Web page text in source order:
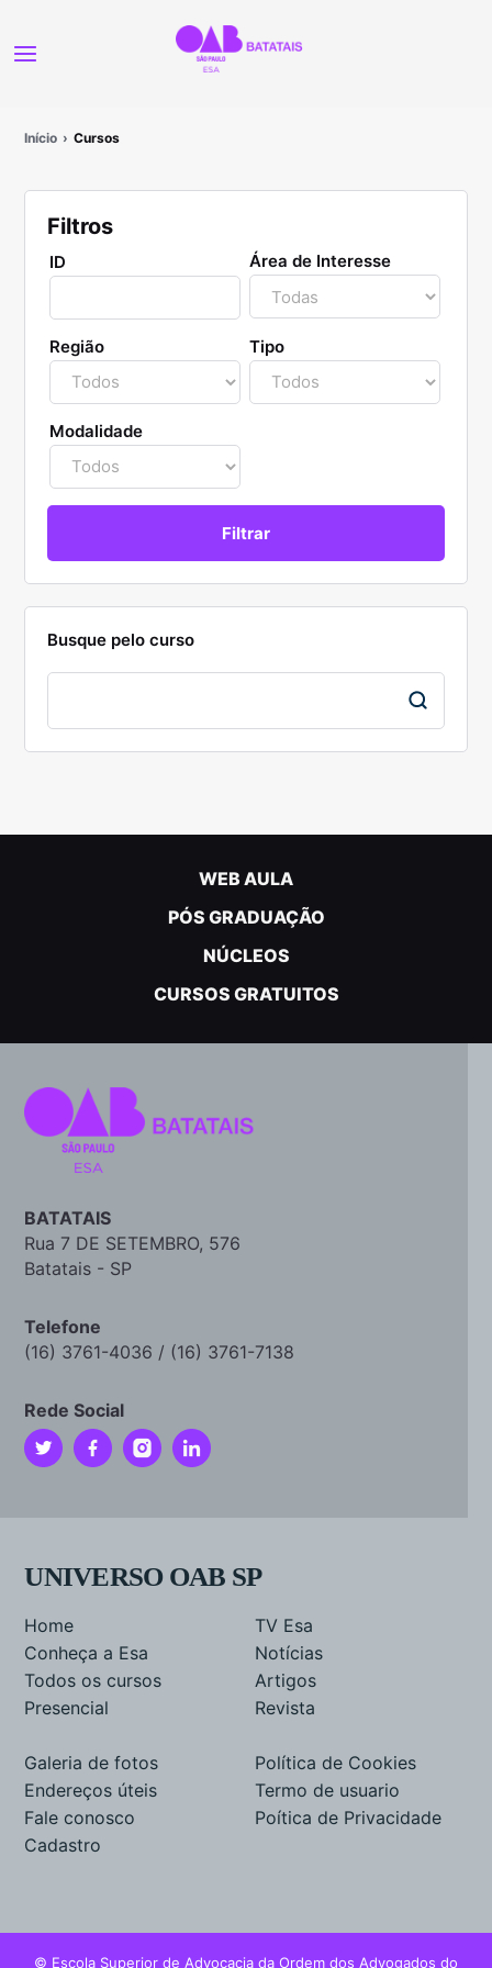
Início Cursos
Filtros
ID Área de Interesse
Região Tipo
Modalidade
Busque pelo curso
WEB AULA
PÓS GRADUAÇÃO
NÚCLEOS
CURSOS GRATUITOS
BATATAIS
Rua 7 DE SETEMBRO, 576
Batatais - SP
Telefone
(16) 3761-4036 / (16) 3761-7138
Rede Social
UNIVERSO OAB SP
Home
Conheça a Esa
Todos os cursos
Presencial
TV Esa
Notícias
Artigos
Revista
Galeria de fotos
Endereços úteis
Fale conosco
Cadastro
Política de Cookies
Termo de usuario
Poítica de Privacidade
© Escola Superior de Advocacia da Ordem dos Advogados do